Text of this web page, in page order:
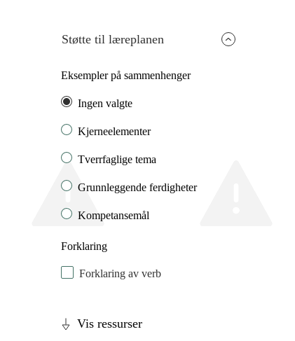
Støtte til læreplanen
Eksempler på sammenhenger
Ingen valgte
Kjerneelementer
Tverrfaglige tema
Grunnleggende ferdigheter
Kompetansemål
Forklaring
Forklaring av verb
Vis ressurser